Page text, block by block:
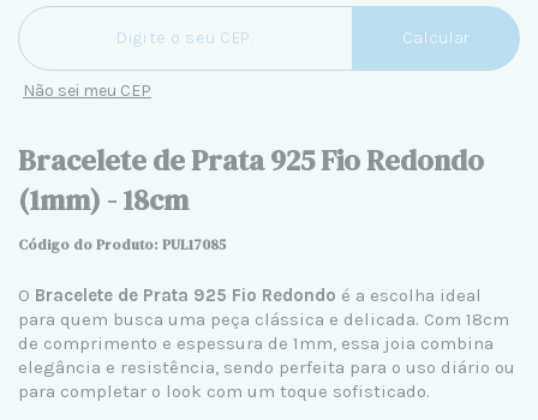
Entregas para o CEP:
Calcular
Não sei meu CEP
Bracelete de Prata 925 Fio Redondo
(1mm) - 18cm
Código do Produto: PUL17085
O Bracelete de Prata 925 Fio Redondo é a escolha ideal
para quem busca uma peça clássica e delicada. Com 18cm
de comprimento e espessura de 1mm, essa joia combina
elegância e resistência, sendo perfeita para o uso diário ou
para completar o look com um toque sofisticado.